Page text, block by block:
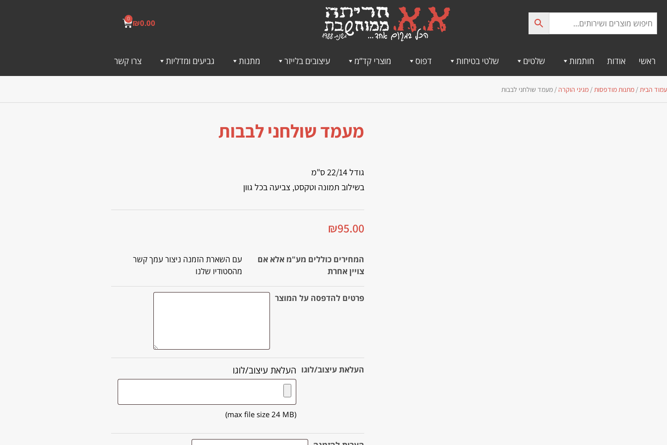
₪0.00
0
ראשי אודות חותמות שלטים שלטי בטיחות דפוס מוצרי קד”מ עיצובים בלייזר מתנות גביעים ומדליות צרו קשר
עמוד הבית/ מתנות מודפסות/ מגיני הוקרה/ מעמד שולחני לבבות
מעמד שולחני לבבות
גודל 22/14 ס"מ
בשילוב תמונה וטקסט, צביעה בכל גוון
₪95.00
המחירים כוללים מע"מ אלא אם
צויין אחרת
עם השארת הזמנה ניצור עמך קשר
מהסטודיו שלנו
פרטים להדפסה על המוצר
העלאת עיצוב/לוגו העלאת עיצוב/לוגו
(max file size 24 MB)